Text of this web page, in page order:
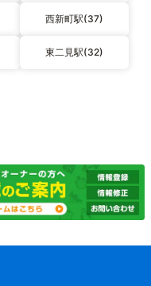
西新町駅(37)
東二見駅(32)